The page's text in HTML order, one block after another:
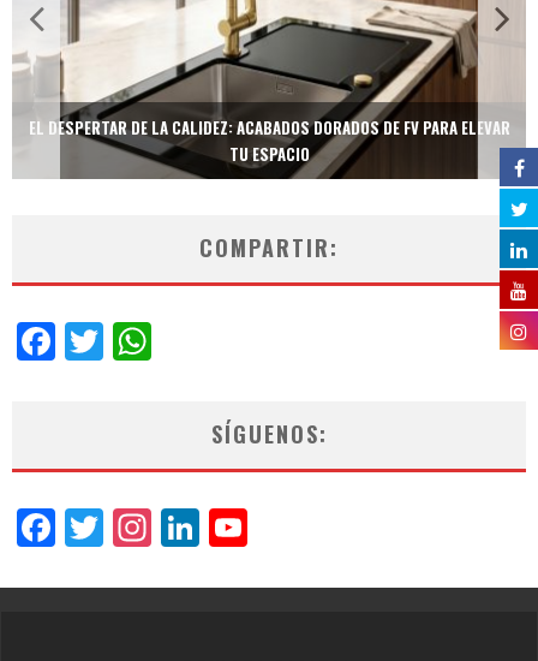
EL DESPERTAR DE LA CALIDEZ: ACABADOS DORADOS DE FV PARA ELEVAR
TU ESPACIO
COMPARTIR:
Facebook
Twitter
SÍGUENOS:
Facebook
Twitter
Instagram
LinkedIn